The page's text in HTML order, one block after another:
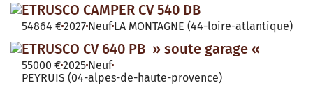
ETRUSCO CAMPER CV 540 DB
54864 €2027 Neuf LA MONTAGNE (44-loire-atlantique)
ETRUSCO CV 640 PB » soute garage «
55000 €2025 Neuf
PEYRUIS (04-alpes-de-haute-provence)